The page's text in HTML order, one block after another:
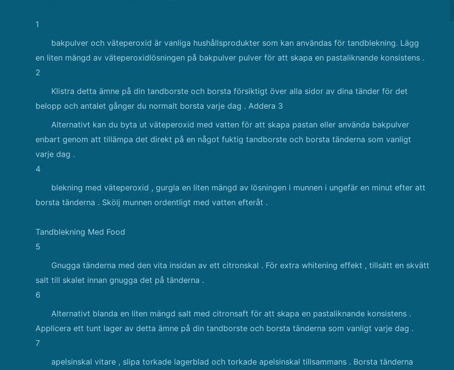
1
bakpulver och väteperoxid är vanliga hushållsprodukter som kan användas för tandblekning. Lägg
en liten mängd av väteperoxidlösningen på bakpulver pulver för att skapa en pastaliknande konsistens .
2
Klistra detta ämne på din tandborste och borsta försiktigt över alla sidor av dina tänder för det
belopp och antalet gånger du normalt borsta varje dag . Addera 3
Alternativt kan du byta ut väteperoxid med vatten för att skapa pastan eller använda bakpulver
enbart genom att tillämpa det direkt på en något fuktig tandborste och borsta tänderna som vanligt
varje dag .
4
blekning med väteperoxid , gurgla en liten mängd av lösningen i munnen i ungefär en minut efter att
borsta tänderna . Skölj munnen ordentligt med vatten efteråt .
Tandblekning Med Food
5
Gnugga tänderna med den vita insidan av ett citronskal . För extra whitening effekt , tillsätt en skvätt
salt till skalet innan gnugga det på tänderna .
6
Alternativt blanda en liten mängd salt med citronsaft för att skapa en pastaliknande konsistens .
Applicera ett tunt lager av detta ämne på din tandborste och borsta tänderna som vanligt varje dag .
7
apelsinskal vitare , slipa torkade lagerblad och torkade apelsinskal tillsammans . Borsta tänderna